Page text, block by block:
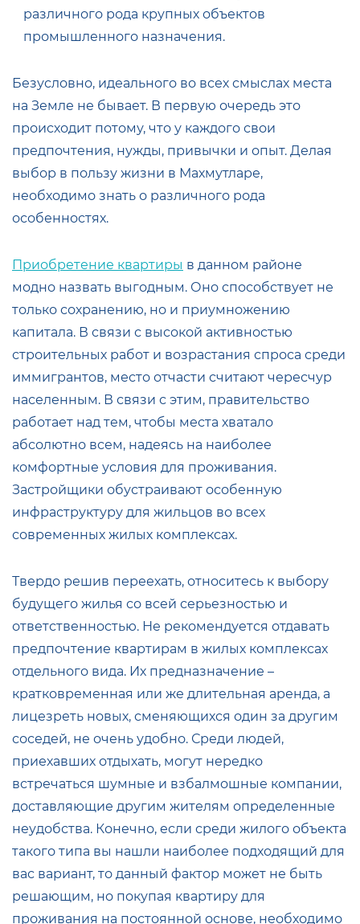
различного рода крупных объектов
промышленного назначения.
Безусловно, идеального во всех смыслах места
на Земле не бывает. В первую очередь это
происходит потому, что у каждого свои
предпочтения, нужды, привычки и опыт. Делая
выбор в пользу жизни в Махмутларе,
необходимо знать о различного рода
особенностях.
Приобретение квартиры в данном районе
модно назвать выгодным. Оно способствует не
только сохранению, но и приумножению
капитала. В связи с высокой активностью
строительных работ и возрастания спроса среди
иммигрантов, место отчасти считают чересчур
населенным. В связи с этим, правительство
работает над тем, чтобы места хватало
абсолютно всем, надеясь на наиболее
комфортные условия для проживания.
Застройщики обустраивают особенную
инфраструктуру для жильцов во всех
современных жилых комплексах.
Твердо решив переехать, относитесь к выбору
будущего жилья со всей серьезностью и
ответственностью. Не рекомендуется отдавать
предпочтение квартирам в жилых комплексах
отдельного вида. Их предназначение –
кратковременная или же длительная аренда, а
лицезреть новых, сменяющихся один за другим
соседей, не очень удобно. Среди людей,
приехавших отдыхать, могут нередко
встречаться шумные и взбалмошные компании,
доставляющие другим жителям определенные
неудобства. Конечно, если среди жилого объекта
такого типа вы нашли наиболее подходящий для
вас вариант, то данный фактор может не быть
решающим, но покупая квартиру для
проживания на постоянной основе, необходимо